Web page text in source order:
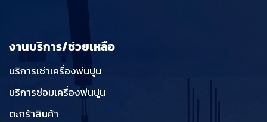
งานบริการ/ช่วยเหลือ
บริการเช่าเครื่องพ่นปูน
บริการซ่อมเครื่องพ่นปูน
ตะกร้าสินค้า